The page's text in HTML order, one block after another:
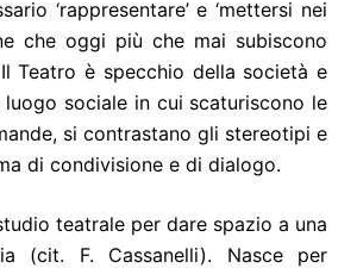
‘rappresentare’ e ‘mettersi nei
che oggi più che mai subiscono
Teatro è specchio della società e
sociale in cui scaturiscono le
si contrastano gli stereotipi e
di condivisione e di dialogo.
teatrale per dare spazio a una
(cit. F. Cassanelli). Nasce per